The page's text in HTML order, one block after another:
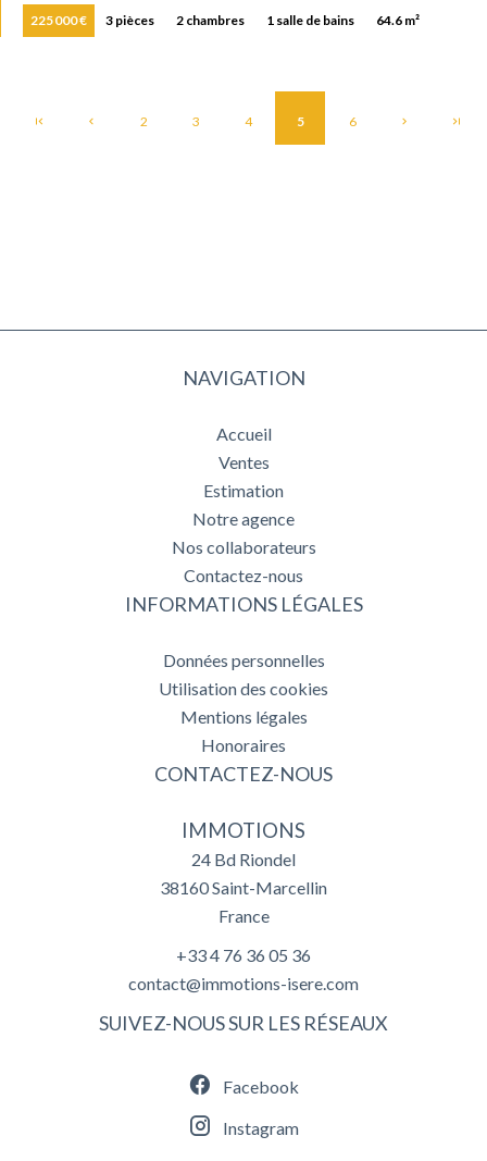
225 000 € 3 pièces 2 chambres 1 salle de bains 64.6 m²
2 3 4 5 6
NAVIGATION
Accueil
Ventes
Estimation
Notre agence
Nos collaborateurs
Contactez-nous
INFORMATIONS LÉGALES
Données personnelles
Utilisation des cookies
Mentions légales
Honoraires
CONTACTEZ-NOUS
IMMOTIONS
24 Bd Riondel
38160Saint-Marcellin
France
+33 4 76 36 05 36
contact@immotions-isere.com
SUIVEZ-NOUS SUR LES RÉSEAUX
Facebook
Instagram